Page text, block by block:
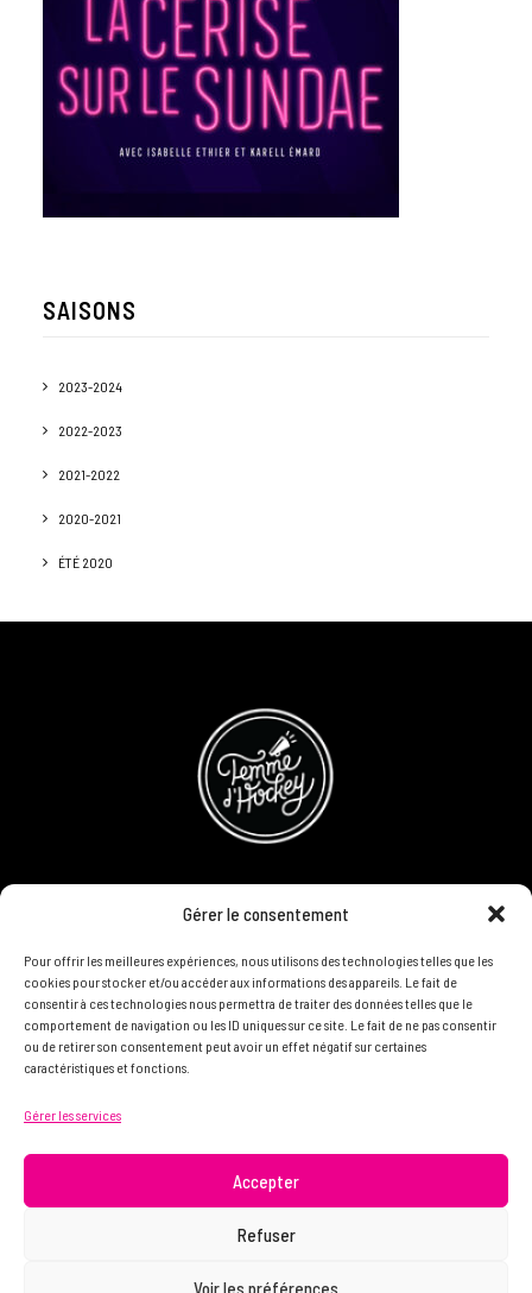
Gérer le consentement
Pour offrir les meilleures expériences, nous utilisons des technologies telles que les
cookies pour stocker et/ou accéder aux informations des appareils. Le fait de
consentir à ces technologies nous permettra de traiter des données telles que le
comportement de navigation ou les ID uniques sur ce site. Le fait de ne pas consentir
ou de retirer son consentement peut avoir un effet négatif sur certaines
caractéristiques et fonctions.
Gérer les services
Accepter
Refuser
Voir les préférences
SAISONS
2023-2024
2022-2023
2021-2022
2020-2021
ÉTÉ 2020
CONCOURS
DEVENIR PARTENAIRE
POLITIQUE DE CONFIDENTIALITÉ
info@femme.hockey
© 2021 FEMME D’HOCKEY | Tous droits réservés.